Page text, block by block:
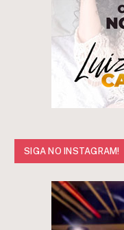
SIGA NO INSTAGRAM!